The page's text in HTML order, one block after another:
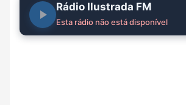
Rádio Ilustrada FM
Esta rádio não está disponível